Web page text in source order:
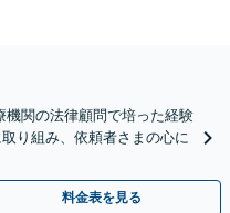
機関の法律顧問で培った経験
り組み、依頼者さまの心に
料金表を見る